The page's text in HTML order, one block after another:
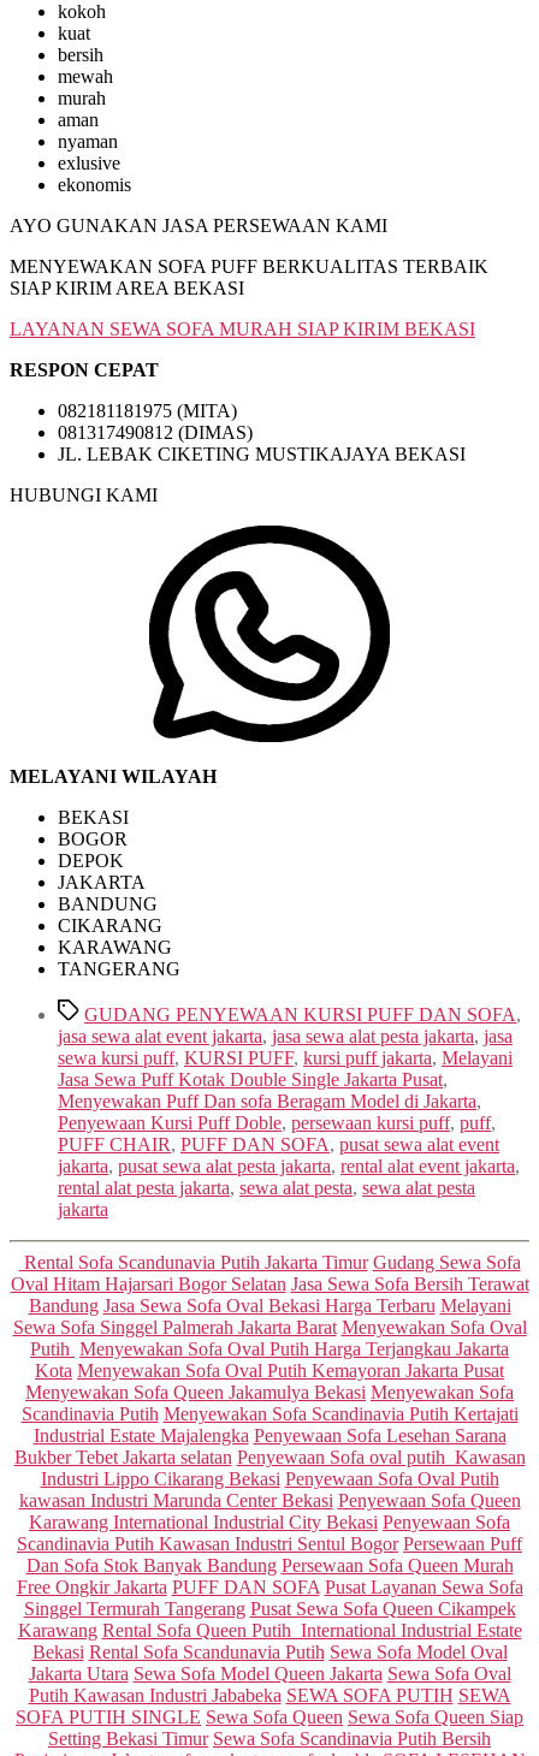
kokoh
kuat
bersih
mewah
murah
aman
nyaman
exlusive
ekonomis
AYO GUNAKAN JASA PERSEWAAN KAMI
MENYEWAKAN SOFA PUFF BERKUALITAS TERBAIK
SIAP KIRIM AREA BEKASI
LAYANAN SEWA SOFA MURAH SIAP KIRIM BEKASI
RESPON CEPAT
082181181975 (MITA)
081317490812 (DIMAS)
JL. LEBAK CIKETING MUSTIKAJAYA BEKASI
HUBUNGI KAMI
MELAYANI WILAYAH
BEKASI
BOGOR
DEPOK
JAKARTA
BANDUNG
CIKARANG
KARAWANG
TANGERANG
TagsGUDANG PENYEWAAN KURSI PUFF DAN SOFA,
jasa sewa alat event jakarta, jasa sewa alat pesta jakarta, jasa
sewa kursi puff, KURSI PUFF, kursi puff jakarta, Melayani
Jasa Sewa Puff Kotak Double Single Jakarta Pusat,
Menyewakan Puff Dan sofa Beragam Model di Jakarta,
Penyewaan Kursi Puff Doble, persewaan kursi puff, puff,
PUFF CHAIR, PUFF DAN SOFA, pusat sewa alat event
jakarta, pusat sewa alat pesta jakarta, rental alat event jakarta,
rental alat pesta jakarta, sewa alat pesta, sewa alat pesta
jakarta
Categories
Rental Sofa Scandunavia Putih Jakarta Timur Gudang Sewa Sofa
Oval Hitam Hajarsari Bogor Selatan Jasa Sewa Sofa Bersih Terawat
Bandung Jasa Sewa Sofa Oval Bekasi Harga Terbaru Melayani
Sewa Sofa Singgel Palmerah Jakarta Barat Menyewakan Sofa Oval
Putih Menyewakan Sofa Oval Putih Harga Terjangkau Jakarta
Kota Menyewakan Sofa Oval Putih Kemayoran Jakarta Pusat
Menyewakan Sofa Queen Jakamulya Bekasi Menyewakan Sofa
Scandinavia Putih Menyewakan Sofa Scandinavia Putih Kertajati
Industrial Estate Majalengka Penyewaan Sofa Lesehan Sarana
Bukber Tebet Jakarta selatan Penyewaan Sofa oval putih Kawasan
Industri Lippo Cikarang Bekasi Penyewaan Sofa Oval Putih
kawasan Industri Marunda Center Bekasi Penyewaan Sofa Queen
Karawang International Industrial City Bekasi Penyewaan Sofa
Scandinavia Putih Kawasan Industri Sentul Bogor Persewaan Puff
Dan Sofa Stok Banyak Bandung Persewaan Sofa Queen Murah
Free Ongkir Jakarta PUFF DAN SOFA Pusat Layanan Sewa Sofa
Singgel Termurah Tangerang Pusat Sewa Sofa Queen Cikampek
Karawang Rental Sofa Queen Putih International Industrial Estate
Bekasi Rental Sofa Scandunavia Putih Sewa Sofa Model Oval
Jakarta Utara Sewa Sofa Model Queen Jakarta Sewa Sofa Oval
Putih Kawasan Industri Jababeka SEWA SOFA PUTIH SEWA
SOFA PUTIH SINGLE Sewa Sofa Queen Sewa Sofa Queen Siap
Setting Bekasi Timur Sewa Sofa Scandinavia Putih Bersih